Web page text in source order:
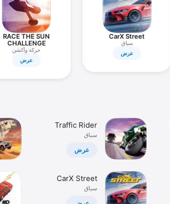
CarX Street
سباق
عرض
RACE THE SUN
CHALLENGE
EDITION
حركة وأكشن
عرض
Traffic Rider
سباق
عرض
CarX Street
سباق